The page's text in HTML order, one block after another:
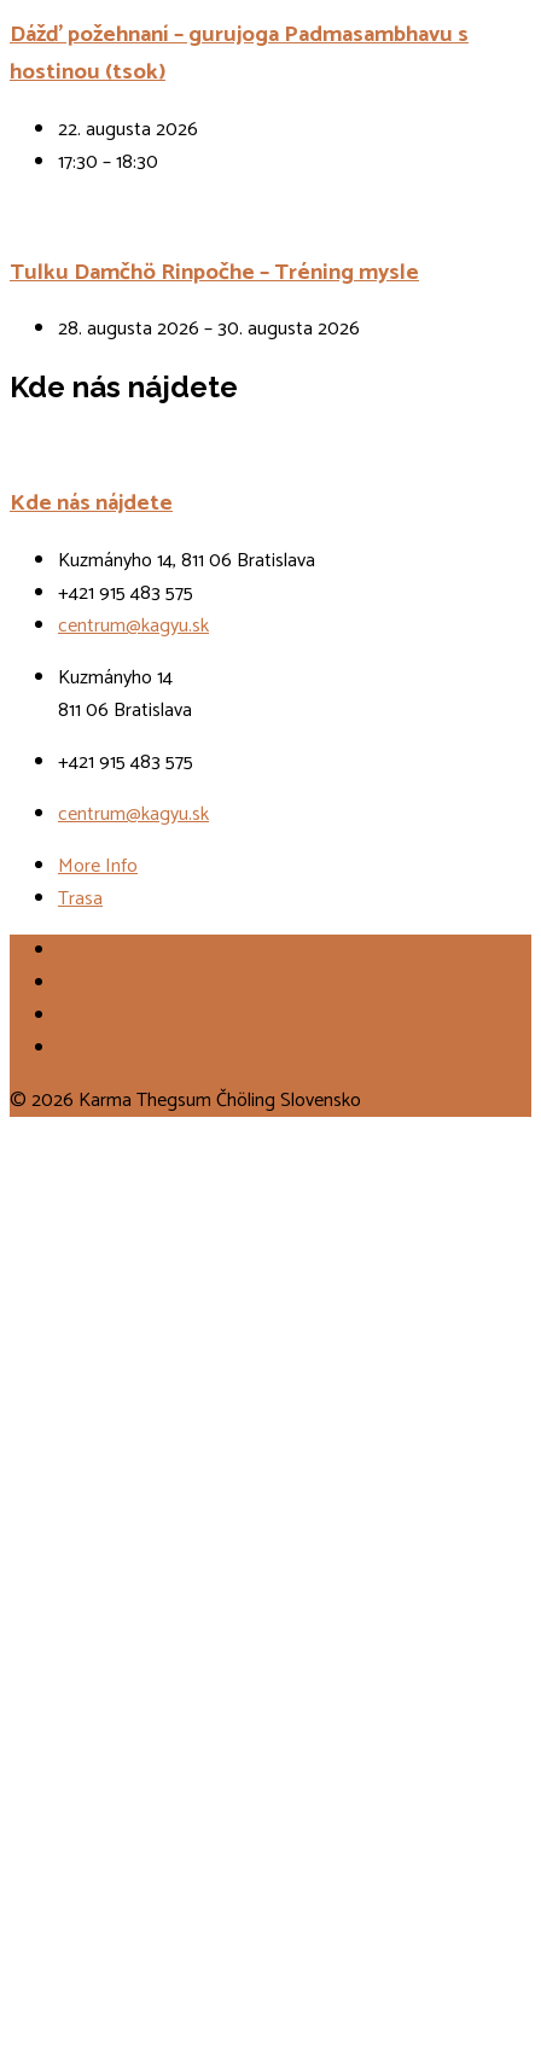
Dážď požehnaní – gurujoga Padmasambhavu s
hostinou (tsok)
22. augusta 2026
17:30 – 18:30
Tulku Damčhö Rinpočhe – Tréning mysle
28. augusta 2026 – 30. augusta 2026
Kde nás nájdete
Kde nás nájdete
Kuzmányho 14, 811 06 Bratislava
+421 915 483 575
centrum@kagyu.sk
Kuzmányho 14
811 06 Bratislava
+421 915 483 575
centrum@kagyu.sk
More Info
Trasa
© 2026 Karma Thegsum Čhöling Slovensko